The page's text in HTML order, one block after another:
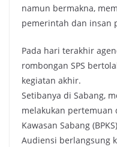
namun bermakna,
pemerintah dan insan
Pada hari terakhir
rombongan SPS
kegiatan akhir.
Setibanya di Sabang,
melakukan pertemuan
Kawasan Sabang
Audiensi berlangsung